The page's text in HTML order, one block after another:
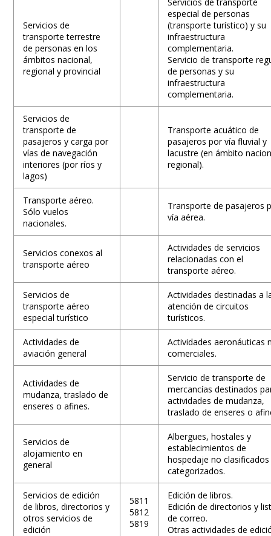
Servicios de
transporte terrestre
de personas en los
ámbitos nacional,
regional y provincial
especial de personas
(transporte turístico) y su
infraestructura
complementaria.
Servicio de transporte
de personas y su
infraestructura
complementaria.
Servicios de
transporte de
pasajeros y carga por
vías de navegación
interiores (por ríos y
lagos)
Transporte acuático de
pasajeros por vía fluvial y
lacustre (en ámbito
regional).
Transporte aéreo.
Sólo vuelos
nacionales.
Transporte de pasajeros
vía aérea.
Servicios conexos al
transporte aéreo
Actividades de servicios
relacionadas con el
transporte aéreo.
Servicios de
transporte aéreo
especial turístico
Actividades destinadas a
atención de circuitos
turísticos.
Actividades de
aviación general
Actividades aeronáuticas
comerciales.
Actividades de
mudanza, traslado de
enseres o afines.
Servicio de transporte de
mercancías destinados
actividades de mudanza,
traslado de enseres o
Servicios de
alojamiento en
general
Albergues, hostales y
establecimientos de
hospedaje no
categorizados.
Servicios de edición
de libros, directorios y
otros servicios de
edición
5811
5812
5819
Edición de libros.
Edición de directorios y
de correo.
Otras actividades de